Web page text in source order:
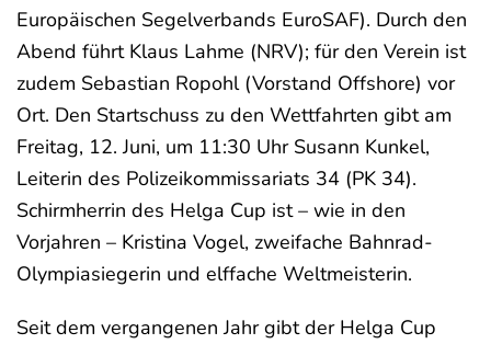
Europäischen Segelverbands EuroSAF). Durch den
Abend führt Klaus Lahme (NRV); für den Verein ist
zudem Sebastian Ropohl (Vorstand Offshore) vor
Ort. Den Startschuss zu den Wettfahrten gibt am
Freitag, 12. Juni, um 11:30 Uhr Susann Kunkel,
Leiterin des Polizeikommissariats 34 (PK 34).
Schirmherrin des Helga Cup ist – wie in den
Vorjahren – Kristina Vogel, zweifache Bahnrad-
Olympiasiegerin und elffache Weltmeisterin.
Seit dem vergangenen Jahr gibt der Helga Cup